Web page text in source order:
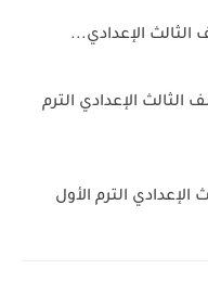
الإعدادي...
الإعدادي الترم
الترم الأول